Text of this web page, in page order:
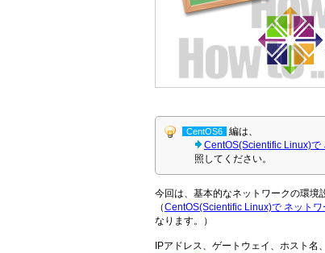
CentOS6
編は、
CentOS(Scientific Linux)で
照してください。
今回は、基本的なネットワークの環境
（CentOS(Scientific Linux)で ネット
なります。）
IPアドレス、ゲートウェイ、ホスト名